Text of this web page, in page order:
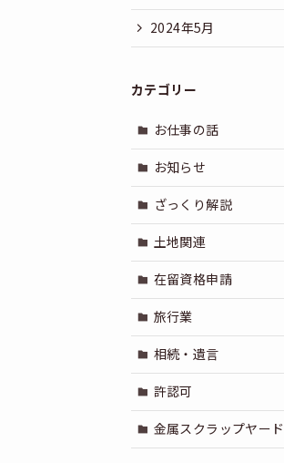
2024年5月
カテゴリー
お仕事の話
お知らせ
ざっくり解説
土地関連
在留資格申請
旅行業
相続・遺言
許認可
金属スクラップヤード